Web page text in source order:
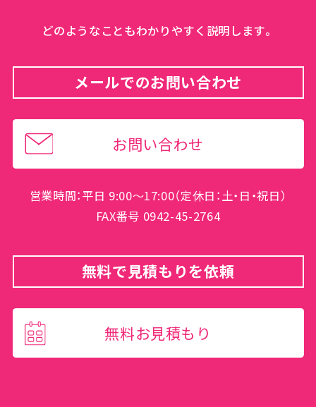
どのようなこともわかりやすく説明します。
メールでのお問い合わせ
お問い合わせ
営業時間：平日 9:00～17:00（定休日：土・日・祝日）
FAX番号 0942-45-2764
無料で見積もりを依頼
無料お見積もり